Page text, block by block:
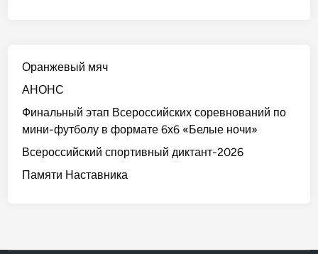
Оранжевый мяч
АНОНС
Финальный этап Всероссийских соревнований по
мини-футболу в формате 6х6 «Белые ночи»
Всероссийский спортивный диктант-2026
Памяти Наставника